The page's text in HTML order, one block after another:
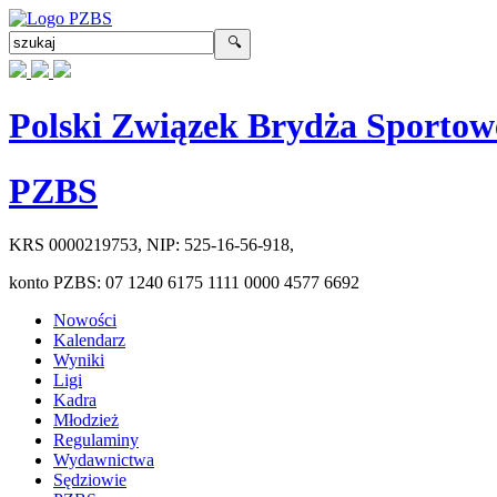
Polski Związek Brydża
PZBS
KRS 0000219753, NIP: 525-16-56-918,
konto PZBS: 07 1240 6175 1111 0000 4577 6692
Nowości
Kalendarz
Wyniki
Ligi
Kadra
Młodzież
Regulaminy
Wydawnictwa
Sędziowie